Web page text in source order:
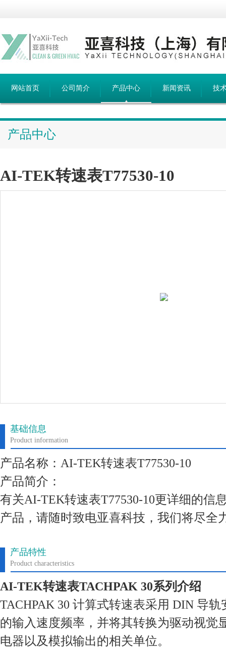
网站首页 公司简介 产品中心 新闻资讯 技
产品中心
AI-TEK转速表T77530-10
基础信息
Product information
产品名称：AI-TEK转速表T77530-10
产品简介：
有关AI-TEK转速表T77530-10更详细的信
产品，请随时致电亚喜科技，我们将尽全
产品特性
Product characteristics
AI-TEK转速表TACHPAK 30系列介绍
TACHPAK 30 计算式转速表采用 DIN 导
的输入速度频率，并将其转换为驱动视觉
电器以及模拟输出的相关单位。